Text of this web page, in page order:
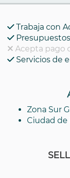
Trabaja con
Acepta pago
Servicios de
Zona Sur
Ciudad de